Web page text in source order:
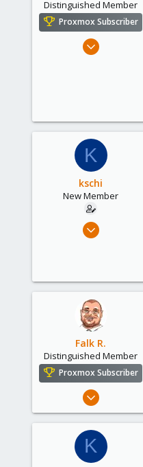
Distinguished Member
Proxmox Subscriber
Aug 2, 2021
Alfhausen, Germany
roesing.it
K
kschi
New Member
Apr 3, 2025
Falk R.
Distinguished Member
Proxmox Subscriber
Aug 2, 2021
2,916
K